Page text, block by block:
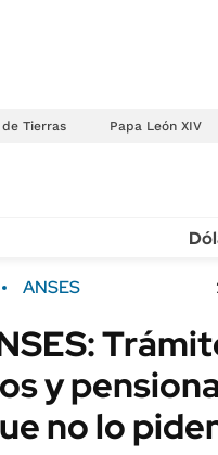
de Tierras Papa León XIV
ENERGY REPORT
ANSES
y
no lo